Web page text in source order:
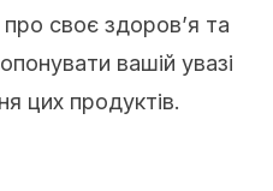
своє здоров’я та
вашій увазі
цих продуктів.